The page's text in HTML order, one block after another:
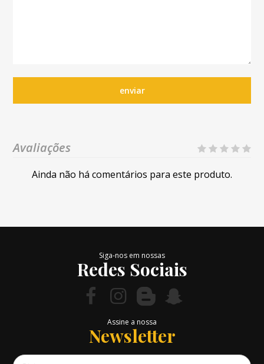
enviar
Avaliações
Ainda não há comentários para este produto.
Siga-nos em nossas
Redes Sociais
Assine a nossa
Newsletter